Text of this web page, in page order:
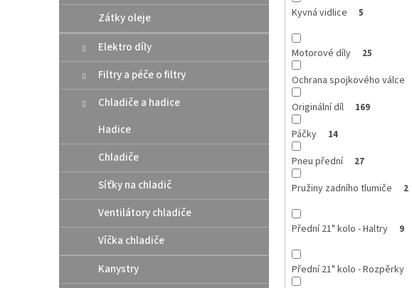
Zátky oleje
Elektro díly
Filtry a péče o filtry
Chladiče a hadice
Hadice
Chladiče
Síťky na chladič
Ventilátory chladiče
Víčka chladiče
Kanystry
Kyvná vidlice 5
Motorové díly 25
Ochrana spojkového válce
Originální díl 169
Páčky 14
Pneu přední 27
Pružiny zadního tlumiče 2
Přední 21" kolo - Haltry 9
Přední 21" kolo - Rozpěrky